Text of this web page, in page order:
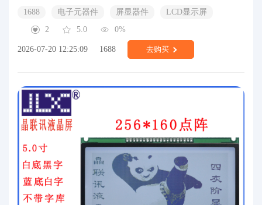
1688 电子元器件 屏显器件
LCD显示屏
2
5.0 0%
2026-07-20 12:25:09 1688 去购买